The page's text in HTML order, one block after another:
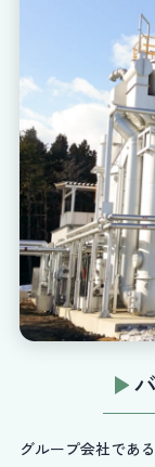
グループ会社であ